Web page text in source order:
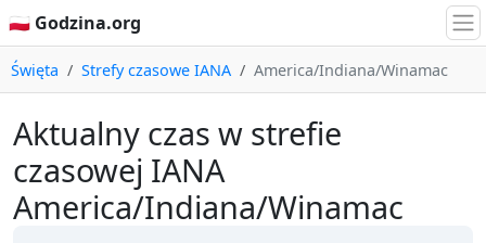
🇵🇱 Godzina.org
Święta Strefy czasowe IANA America/Indiana/Winamac
Aktualny czas w strefie
czasowej IANA
America/Indiana/Winamac